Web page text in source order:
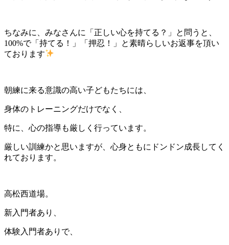
ちなみに、みなさんに「正しい心を持てる？」と問うと、
100%で「持てる！」「押忍！」と素晴らしいお返事を頂い
ております
朝練に来る意識の高い子どもたちには、
身体のトレーニングだけでなく、
特に、心の指導も厳しく行っています。
厳しい訓練かと思いますが、心身ともにドンドン成長してく
れております。
高松西道場。
新入門者あり、
体験入門者ありで、